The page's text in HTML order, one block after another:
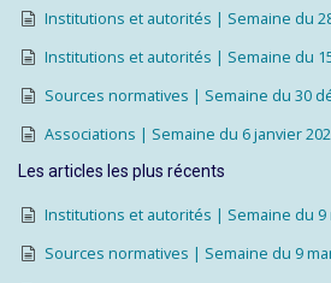
Institutions et autorités | Semaine du
Institutions et autorités | Semaine du
Sources normatives | Semaine du 30
Associations | Semaine du 6 janvier
Les articles les plus récents
Institutions et autorités | Semaine du 9
Sources normatives | Semaine du 9